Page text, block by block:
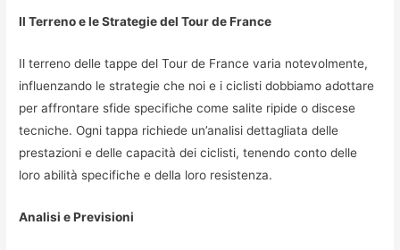
Il Terreno e le Strategie del Tour de France
Il terreno delle tappe del Tour de France varia notevolmente,
influenzando le strategie che noi e i ciclisti dobbiamo adottare
per affrontare sfide specifiche come salite ripide o discese
tecniche. Ogni tappa richiede un’analisi dettagliata delle
prestazioni e delle capacità dei ciclisti, tenendo conto delle
loro abilità specifiche e della loro resistenza.
Analisi e Previsioni